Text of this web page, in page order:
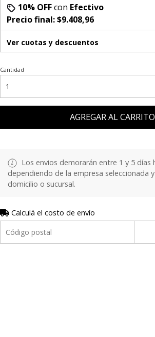
10% OFFcon Efectivo
Precio final:$9.408,96
Ver cuotas y descuentos
Cantidad
AGREGAR AL CARRITO
Los envios demorarán entre 1 y 5 días
dependiendo de la empresa seleccionada
domicilio o sucursal.
Calculá el costo de envío